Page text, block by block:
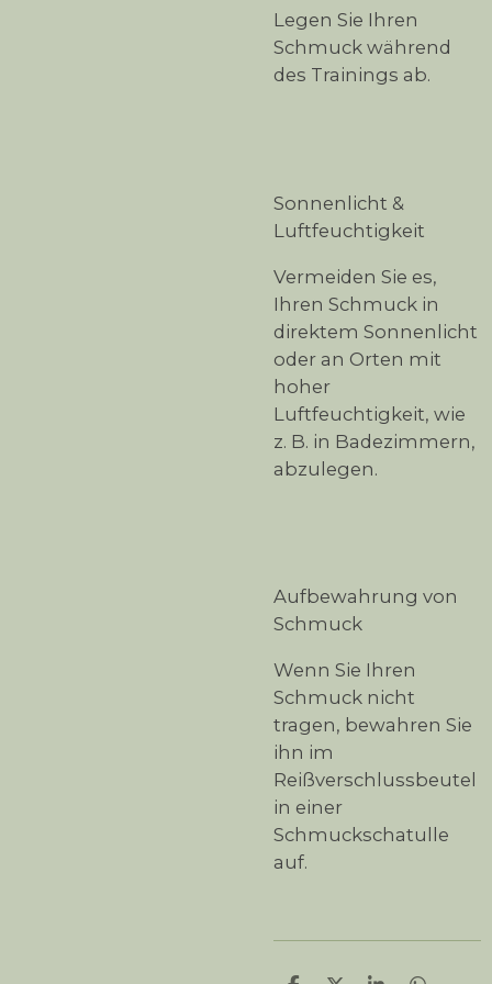
Legen Sie Ihren
Schmuck während
des Trainings ab.
Sonnenlicht &
Luftfeuchtigkeit
Vermeiden Sie es,
Ihren Schmuck in
direktem Sonnenlicht
oder an Orten mit
hoher
Luftfeuchtigkeit, wie
z. B. in Badezimmern,
abzulegen.
Aufbewahrung von
Schmuck
Wenn Sie Ihren
Schmuck nicht
tragen, bewahren Sie
ihn im
Reißverschlussbeutel
in einer
Schmuckschatulle
auf.